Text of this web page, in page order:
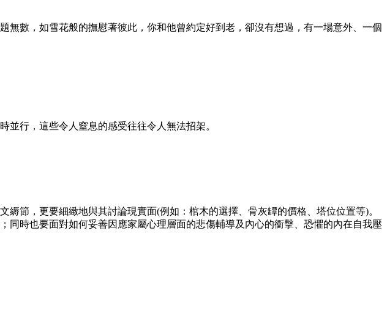
數，如雪花般的撫慰著彼此，你和他曾約定好到老，卻沒有想過，有一場意外、一個
行，這些令人窒息的感受往往令人無法招架。
節，更要細緻地與其討論現實面(例如：棺木的選擇、骨灰罈的價格、塔位位置等)。
時也要面對如何妥善因應家屬心理層面的悲傷輔導及內心的衝擊、恐懼的內在自我壓